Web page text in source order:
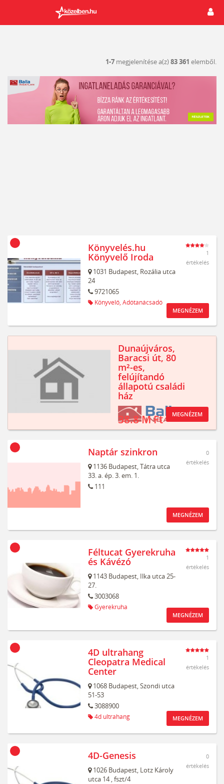
1-7 megjelenítése a(z)83 361 elemből.
Könyvelés.hu
Könyvelő Iroda
1031 Budapest, Rozália utca
24
9721065
Könyvelő, Adótanácsadó
1
értékelés
MEGNÉZEM
Dunaújváros,
Baracsi út, 80
m²-es,
felújítandó
állapotú családi
ház
38.8 M Ft MEGNÉZEM
Naptár szinkron
1136 Budapest,Tátra utca
33. a. ép. 3. em. 1.
111
0
értékelés
MEGNÉZEM
Féltucat Gyerekruha
és Kávézó
1143 Budapest, Ilka utca 25-
27.
3003068
Gyerekruha
1
értékelés
MEGNÉZEM
4D ultrahang
Cleopatra Medical
Center
1068 Budapest,Szondi utca
51-53
3088900
4d ultrahang
1
értékelés
MEGNÉZEM
4D-Genesis
1026 Budapest, Lotz Károly
utca 14, fszt/4
0
értékelés